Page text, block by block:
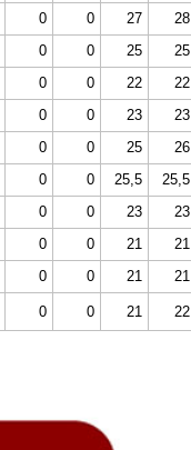
0 0 27 28
0 0 25 25
0 0 22 22
0 0 23 23
0 0 25 26
0 0 25,5 25,5
0 0 23 23
0 0 21 21
0 0 21 21
0 0 21 22